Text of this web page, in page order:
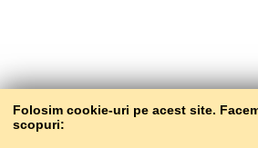
Folosim cookie-uri pe acest site.
scopuri: